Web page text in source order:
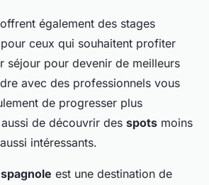
offrent également des stages
ceux qui souhaitent profiter
séjour pour devenir de meilleurs
avec des professionnels vous
de progresser plus
de découvrir des spots moins
intéressants.
est une destination de